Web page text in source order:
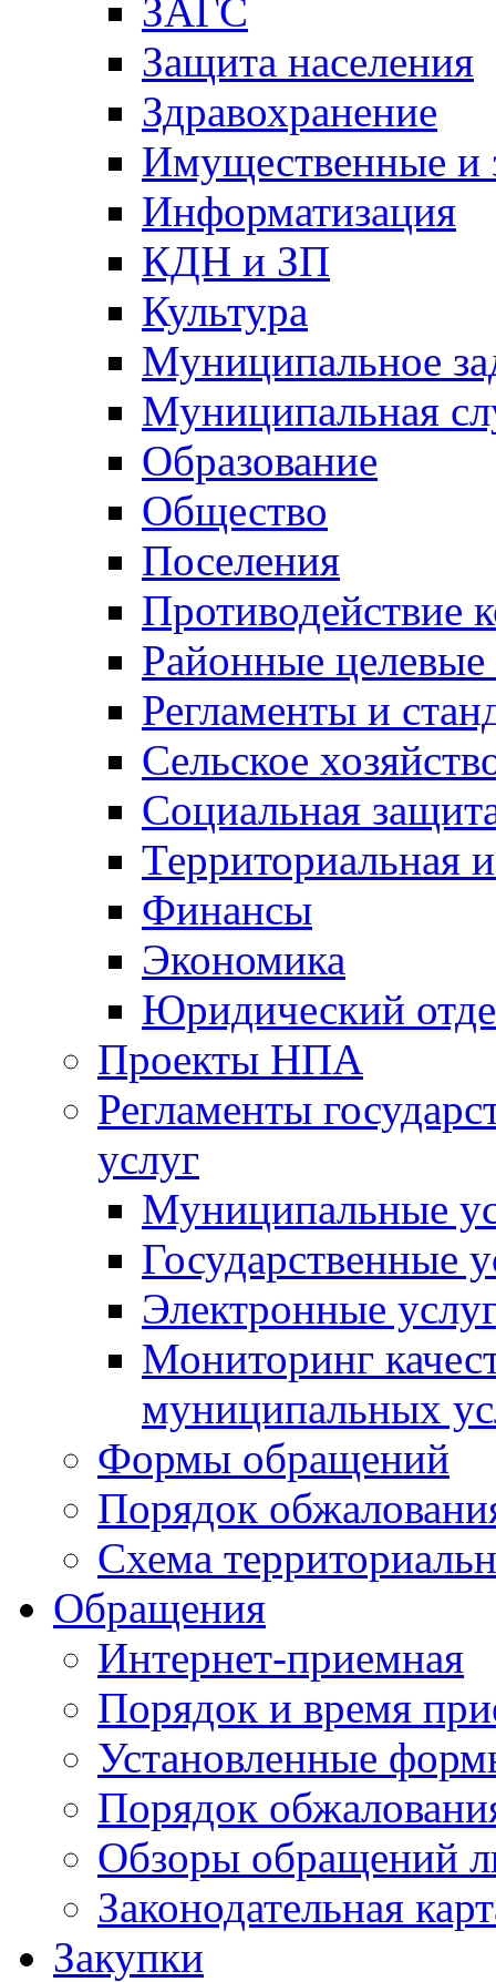
ЗАГС
Защита населения
Здравохранение
Имущественные и
Информатизация
КДН и ЗП
Культура
Муниципальное
Муниципальная
Образование
Общество
Поселения
Противодействие
Районные
Регламенты и
Сельское
Социальная
Территориальная
Финансы
Экономика
Юридический
Проекты НПА
Регламенты
услуг
Муниципальные
Государственные
Электронные
Мониторинг
муниципальных
Формы обращений
Порядок
Схема
Обращения
Интернет-приемная
Порядок и время
Установленные
Порядок
Обзоры обращений
Законодательная
Закупки